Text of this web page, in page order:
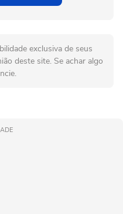
exclusiva de seus
deste site. Se achar algo